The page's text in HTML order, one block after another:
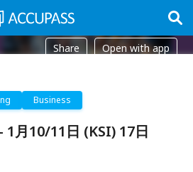
Share Open with app
Business
1月10/11日 (KSI) 17日